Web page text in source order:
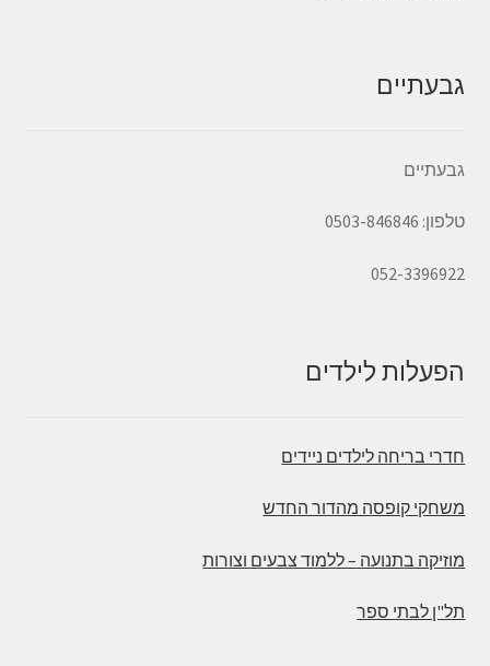
גבעתיים
גבעתיים
טלפון: 0503-846846
052-3396922
הפעלות לילדים
חדרי בריחה לילדים ניידים
משחקי קופסה מהדור החדש
מוזיקה בתנועה – ללמוד צבעים וצורות
תל"ן לבתי ספר